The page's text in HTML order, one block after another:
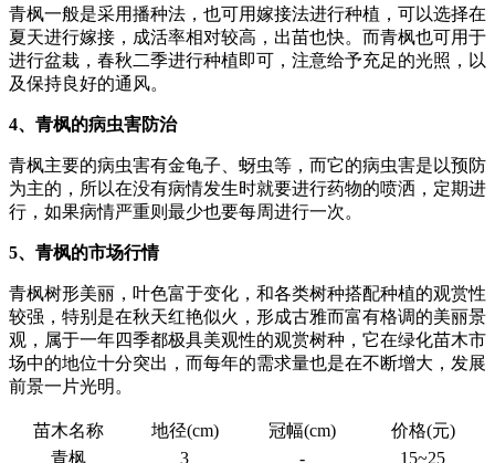
青枫一般是采用播种法，也可用嫁接法进行种植，可以选择在
夏天进行嫁接，成活率相对较高，出苗也快。而青枫也可用于
进行盆栽，春秋二季进行种植即可，注意给予充足的光照，以
及保持良好的通风。
4、青枫的病虫害防治
青枫主要的病虫害有金龟子、蚜虫等，而它的病虫害是以预防
为主的，所以在没有病情发生时就要进行药物的喷洒，定期进
行，如果病情严重则最少也要每周进行一次。
5、青枫的市场行情
青枫树形美丽，叶色富于变化，和各类树种搭配种植的观赏性
较强，特别是在秋天红艳似火，形成古雅而富有格调的美丽景
观，属于一年四季都极具美观性的观赏树种，它在绿化苗木市
场中的地位十分突出，而每年的需求量也是在不断增大，发展
前景一片光明。
苗木名称 地径(cm) 冠幅(cm)
价格(元)
青枫
3 - 15~25